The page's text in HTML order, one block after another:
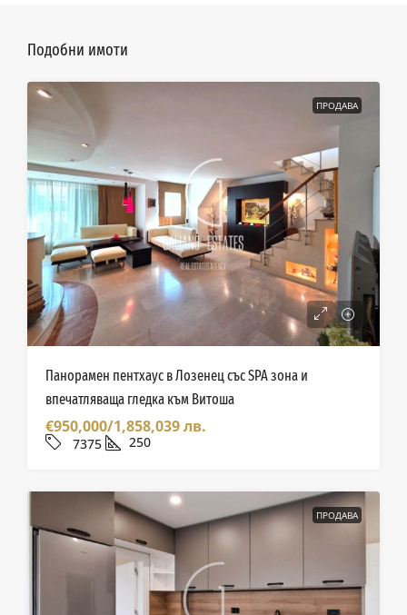
Подобни имоти
ПРОДАВА
Панорамен пентхаус в Лозенец със SPA зона и
впечатляваща гледка към Витоша
€950,000/1,858,039 лв.
7375 250
ПРОДАВА